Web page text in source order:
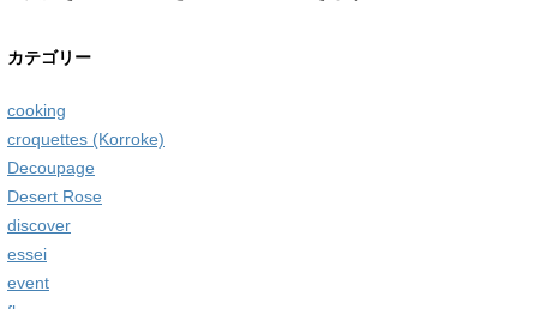
カテゴリー
cooking
croquettes (Korroke)
Decoupage
Desert Rose
discover
essei
event